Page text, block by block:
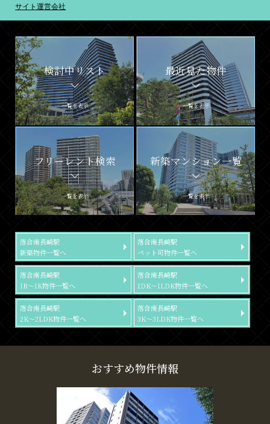
サイト運営会社
検討中リスト
一覧を表示
最近見た物件
一覧を表示
フリーレント検索
一覧を表示
新築マンション一覧
一覧を表示
落合南長崎駅
新築物件一覧へ
落合南長崎駅
ペット可物件一覧へ
落合南長崎駅
1R～1K物件一覧へ
落合南長崎駅
1DK～1LDK物件一覧へ
落合南長崎駅
2K～2LDK物件一覧へ
落合南長崎駅
3K～3LDK物件一覧へ
おすすめ物件情報